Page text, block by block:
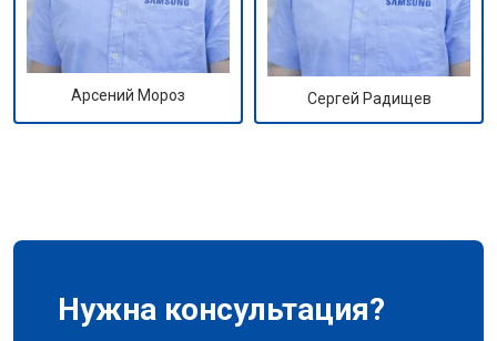
Арсений Мороз Сергей Радищев
Нужна консультация?